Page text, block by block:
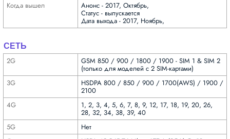
Когда вышел Анонс - 2017, Октябрь,
Статус - выпускается
Дата выхода - 2017, Ноябрь,
СЕТЬ
2G GSM 850 / 900 / 1800 / 1900 - SIM 1 & SIM 2
(только для моделей с 2 SIM-картами)
3G
HSDPA 800 / 850 / 900 / 1700(AWS) / 1900 /
2100
4G
1, 2, 3, 4, 5, 6, 7, 8, 9, 12, 17, 18, 19, 20, 26,
28, 32, 34, 38, 39, 40
5G
Нет